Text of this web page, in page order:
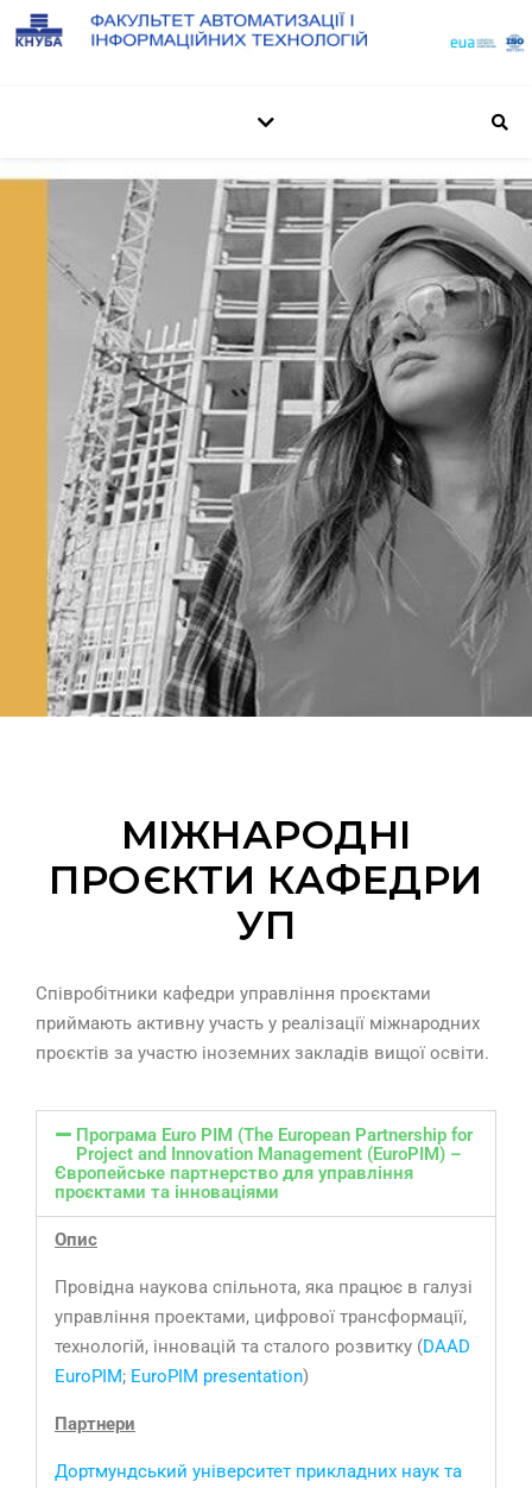
МІЖНАРОДНІ
ПРОЄКТИ КАФЕДРИ
УП
Співробітники кафедри управління проєктами
приймають активну участь у реалізації міжнародних
проєктів за участю іноземних закладів вищої освіти.
Програма Euro PIM (The European Partnership for
Project and Innovation Management (EuroPIM) –
Європейське партнерство для управління
проєктами та інноваціями
Опис
Провідна наукова спільнота, яка працює в галузі
управління проектами, цифрової трансформації,
технологій, інновацій та сталого розвитку (DAAD
EuroPIM; EuroPIM presentation)
Партнери
Дортмундський університет прикладних наук та